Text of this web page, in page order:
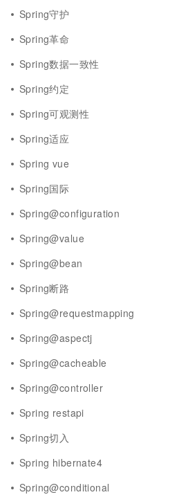
Spring守护
Spring革命
Spring数据一致性
Spring约定
Spring可观测性
Spring适应
Spring vue
Spring国际
Spring@configuration
Spring@value
Spring@bean
Spring断路
Spring@requestmapping
Spring@aspectj
Spring@cacheable
Spring@controller
Spring restapi
Spring切入
Spring hibernate4
Spring@conditional